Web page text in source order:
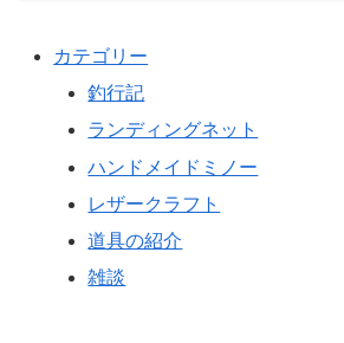
カテゴリー
釣行記
ランディングネット
ハンドメイドミノー
レザークラフト
道具の紹介
雑談